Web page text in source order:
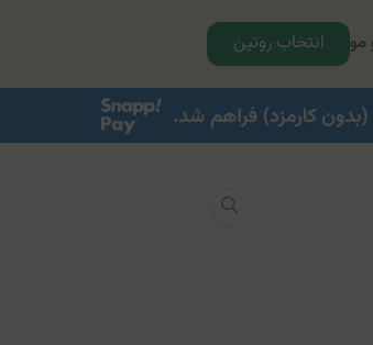
انتخاب روتین